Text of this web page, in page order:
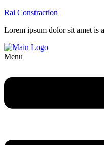
Rai Constraction
Lorem ipsum dolor sit amet
Menu